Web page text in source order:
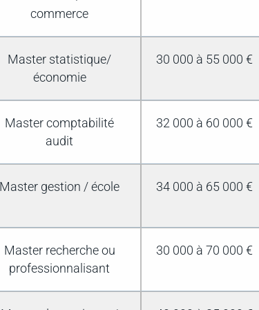
commerce
Master statistique/
économie
30 000 à 55 000 €
Master comptabilité
audit
32 000 à 60 000 €
Master gestion / école 34 000 à 65 000 €
Master recherche ou
professionnalisant
30 000 à 70 000 €